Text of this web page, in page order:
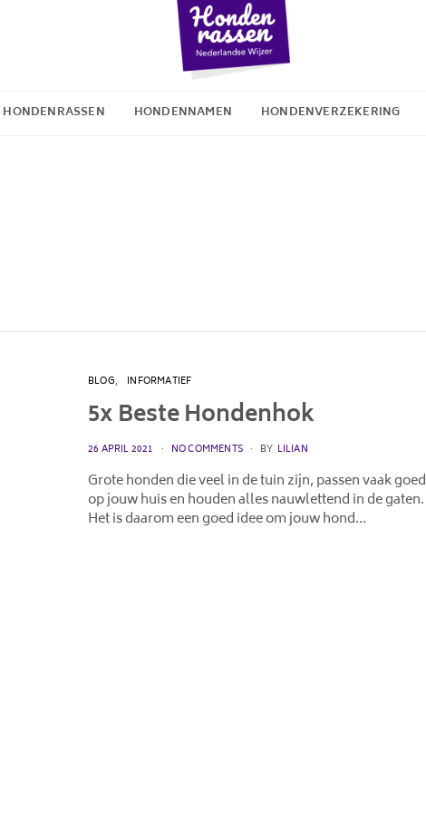
HONDENRASSEN HONDENNAMEN HONDENVERZEKERING
BLOG INFORMATIEF
5x Beste Hondenhok
POSTED
26 APRIL 2021 NO COMMENTS BY LILIAN
Grote honden die veel in de tuin zijn, passen vaak goed
op jouw huis en houden alles nauwlettend in de gaten.
Het is daarom een goed idee om jouw hond…